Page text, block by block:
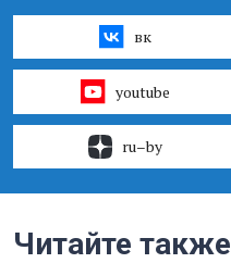
вк
youtube
ru–by
Читайте также